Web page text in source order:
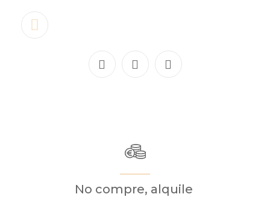
No compre, alquile